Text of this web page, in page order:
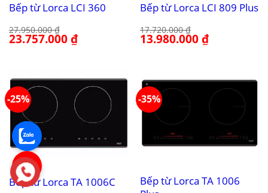
Bếp từ Lorca LCI 360
27.950.000₫
Giá
gốc
23.757.000₫Giá
hiện
Bếp từ Lorca LCI 809 Plus
17.720.000₫
Giá
gốc
13.980.000₫Giá
hiện
-25%
Bếp từ Lorca TA 1006C
-35%
Bếp từ Lorca TA 1006